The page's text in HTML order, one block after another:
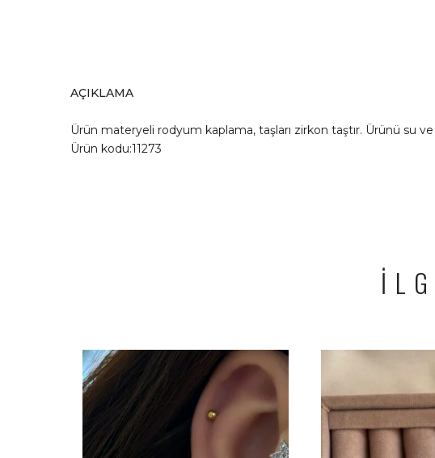
AÇIKLAMA
Ürün materyeli rodyum kaplama, taşları zirkon taştır. Ürünü su
Ürün kodu:11273